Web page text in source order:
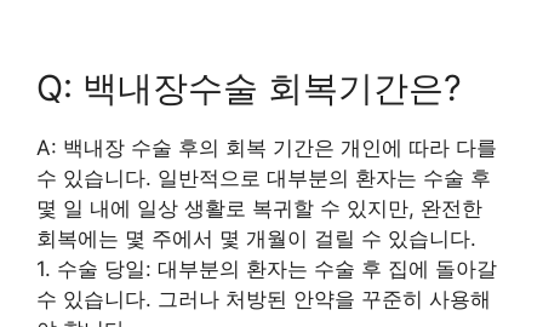
Q: 백내장수술 회복기간은?
A: 백내장 수술 후의 회복 기간은 개인에 따라 다를
수 있습니다. 일반적으로 대부분의 환자는 수술 후
몇 일 내에 일상 생활로 복귀할 수 있지만, 완전한
회복에는 몇 주에서 몇 개월이 걸릴 수 있습니다.
1. 수술 당일: 대부분의 환자는 수술 후 집에 돌아갈
수 있습니다. 그러나 처방된 안약을 꾸준히 사용해